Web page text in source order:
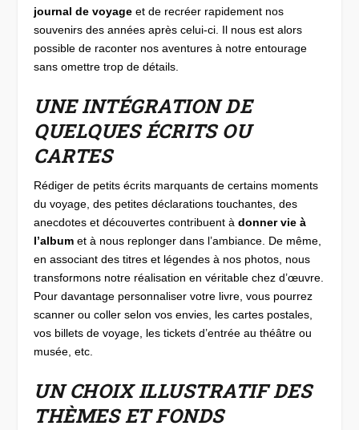
journal de voyage et de recréer rapidement nos
souvenirs des années après celui-ci. Il nous est alors
possible de raconter nos aventures à notre entourage
sans omettre trop de détails.
UNE INTÉGRATION DE
QUELQUES ÉCRITS OU
CARTES
Rédiger de petits écrits marquants de certains moments
du voyage, des petites déclarations touchantes, des
anecdotes et découvertes contribuent àdonner vie à
l’album et à nous replonger dans l’ambiance. De même,
en associant des titres et légendes à nos photos, nous
transformons notre réalisation en véritable chez d’œuvre.
Pour davantage personnaliser votre livre, vous pourrez
scanner ou coller selon vos envies, les cartes postales,
vos billets de voyage, les tickets d’entrée au théâtre ou
musée, etc.
UN CHOIX ILLUSTRATIF DES
THÈMES ET FONDS